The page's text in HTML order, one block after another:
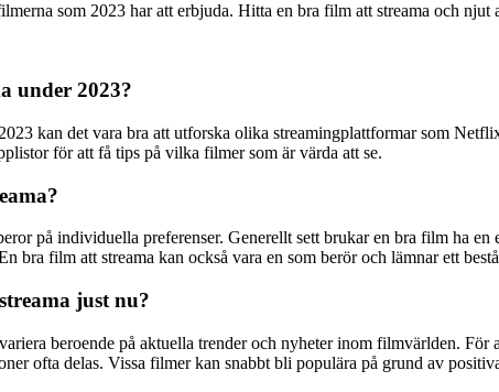
som 2023 har att erbjuda. Hitta en bra film att streama och njut
under 2023?
kan det vara bra att utforska olika streamingplattformar som
för att få tips på vilka filmer som är värda att se.
på individuella preferenser. Generellt sett brukar en bra film ha en
bra film att streama kan också vara en som berör och lämnar ett
just nu?
beroende på aktuella trender och nyheter inom filmvärlden.
ofta delas. Vissa filmer kan snabbt bli populära på grund av